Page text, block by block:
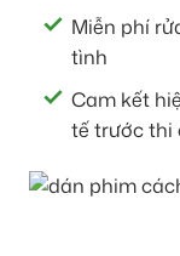
Miễn phí
tình
Cam kết
tế trước thi